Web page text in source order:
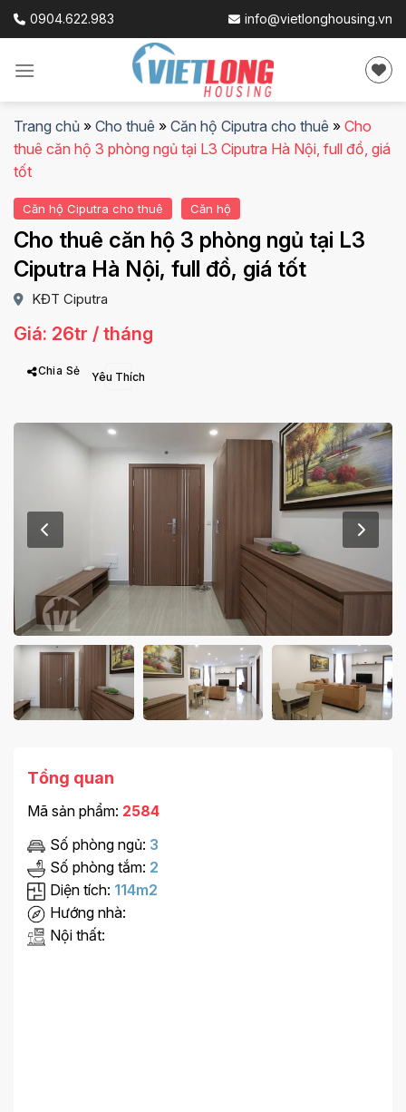
Skip
0904.622.983 info@vietlonghousing.vn
Trang chủ » Cho thuê » Căn hộ Ciputra cho thuê » Cho
thuê căn hộ 3 phòng ngủ tại L3 Ciputra Hà Nội, full đồ, giá
tốt
Căn hộ Ciputra cho thuê Căn hộ
Cho thuê căn hộ 3 phòng ngủ tại L3
Ciputra Hà Nội, full đồ, giá tốt
KĐT Ciputra
Giá: 26tr / tháng
Chia Sẻ
Tổng quan
Mã sản phẩm: 2584
Số phòng ngủ: 3
Số phòng tắm: 2
Diện tích: 114m2
Hướng nhà:
Nội thất: